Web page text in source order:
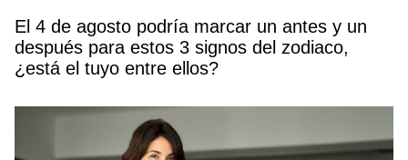
El 4 de agosto podría marcar un antes y un
después para estos 3 signos del zodiaco,
¿está el tuyo entre ellos?